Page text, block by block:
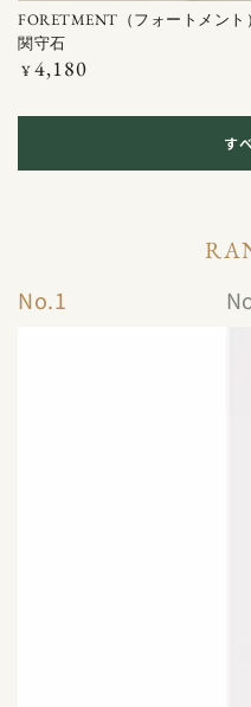
FORETMENT（フォートメント）
関守石
定
¥4,180
す